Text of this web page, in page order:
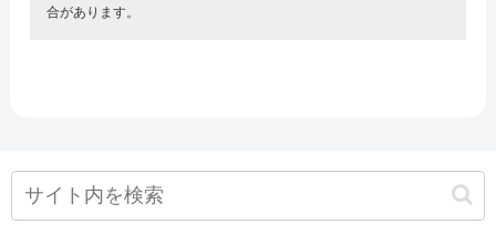
合があります。